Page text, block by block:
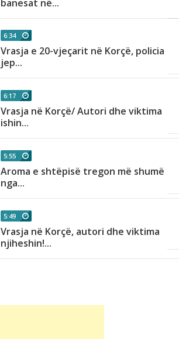
banesat në...
6:34
Vrasja e 20-vjeçarit në Korçë, policia
jep...
6:17
Vrasja në Korçë/ Autori dhe viktima
ishin...
5:55
Aroma e shtëpisë tregon më shumë
nga...
5:49
Vrasja në Korçë, autori dhe viktima
njiheshin!...